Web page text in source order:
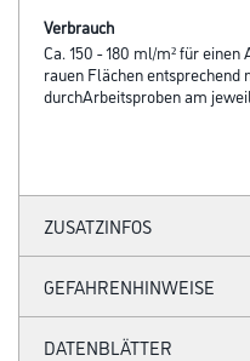
Verbrauch
Ca. 150 - 180 ml/m² für
rauen Flächen entsprechend
durchArbeitsproben am
ZUSATZINFOS
GEFAHRENHINWEISE
DATENBLÄTTER